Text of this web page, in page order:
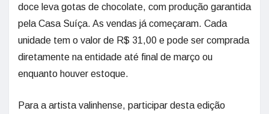
doce leva gotas de chocolate, com produção garantida
pela Casa Suíça. As vendas já começaram. Cada
unidade tem o valor de R$ 31,00 e pode ser comprada
diretamente na entidade até final de março ou
enquanto houver estoque.
Para a artista valinhense, participar desta edição